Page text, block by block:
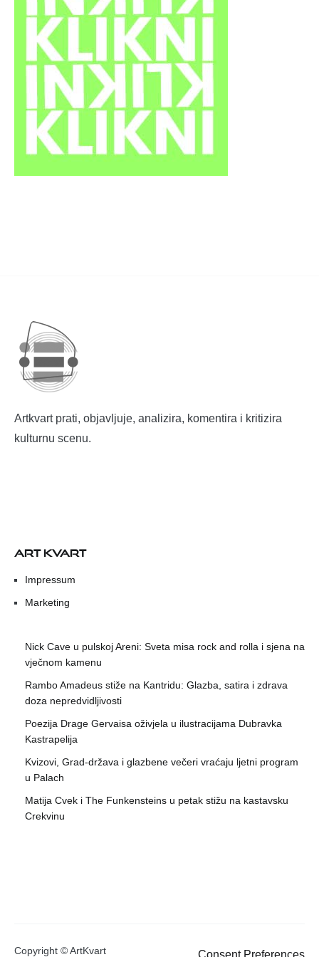
Artkvart prati, objavljuje, analizira, komentira i kritizira
kulturnu scenu.
ART KVART
Impressum
Marketing
Nick Cave u pulskoj Areni: Sveta misa rock and rolla i sjena na
vječnom kamenu
Rambo Amadeus stiže na Kantridu: Glazba, satira i zdrava
doza nepredvidljivosti
Poezija Drage Gervaisa oživjela u ilustracijama Dubravka
Kastrapelija
Kvizovi, Grad-država i glazbene večeri vraćaju ljetni program
u Palach
Matija Cvek i The Funkensteins u petak stižu na kastavsku
Crekvinu
Copyright © ArtKvart Consent Preferences